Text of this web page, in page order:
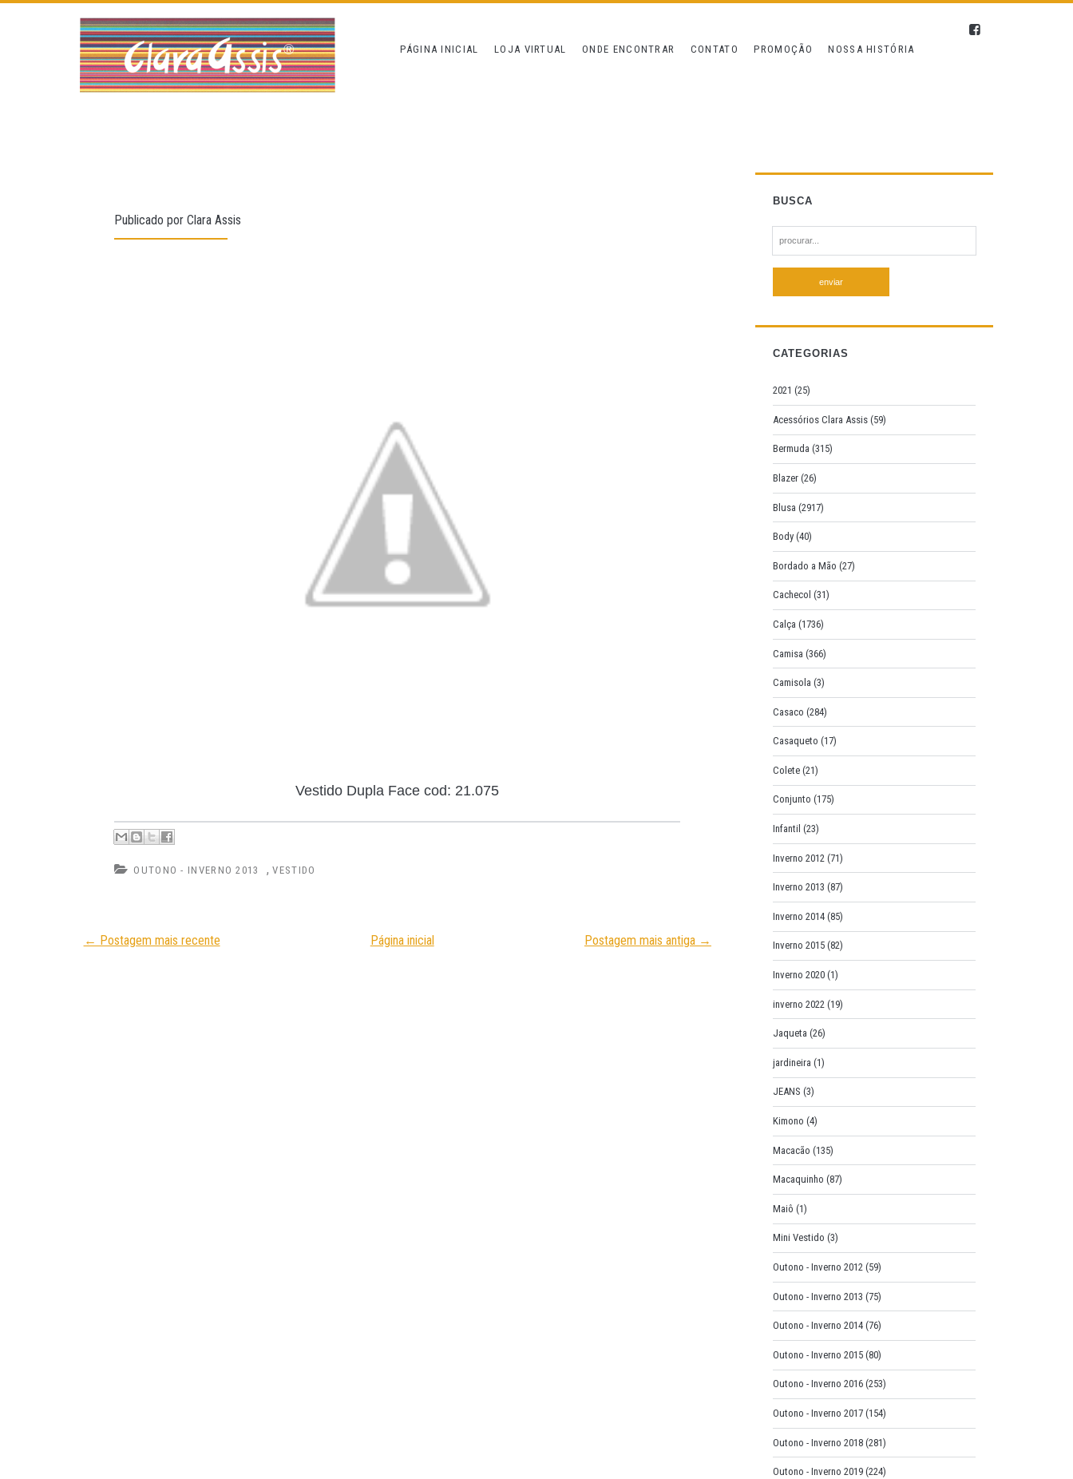
PÁGINA INICIAL LOJA VIRTUAL ONDE ENCONTRAR CONTATO PROMOÇÃO NOSSA HISTÓRIA
Publicado porClara Assis
Vestido Dupla Face cod: 21.075
OUTONO - INVERNO 2013 ,VESTIDO
← Postagem mais recente Postagem mais antiga →
Página inicial
BUSCA
e
h
f
r
:
CATEGORIAS
2021 (25)
Acessórios Clara Assis (59)
Bermuda (315)
Blazer (26)
Blusa (2917)
Body (40)
Bordado a Mão (27)
Cachecol (31)
Calça (1736)
Camisa (366)
Camisola (3)
Casaco (284)
Casaqueto (17)
Colete (21)
Conjunto (175)
Infantil (23)
Inverno 2012 (71)
Inverno 2013 (87)
Inverno 2014 (85)
Inverno 2015 (82)
Inverno 2020 (1)
inverno 2022 (19)
Jaqueta (26)
jardineira (1)
JEANS (3)
Kimono (4)
Macacão (135)
Macaquinho (87)
Maiô (1)
Mini Vestido (3)
Outono - Inverno 2012 (59)
Outono - Inverno 2013 (75)
Outono - Inverno 2014 (76)
Outono - Inverno 2015 (80)
Outono - Inverno 2016 (253)
Outono - Inverno 2017 (154)
Outono - Inverno 2018 (281)
Outono - Inverno 2019 (224)